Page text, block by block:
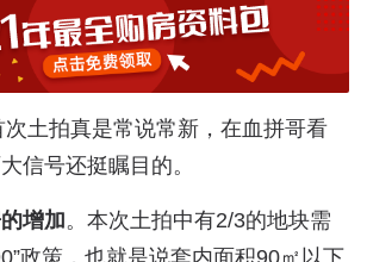
土拍真是常说常新，在血拼哥看
信号还挺瞩目的。
增加。本次土拍中有2/3的地块需
政策，也就是说套内面积90㎡以下